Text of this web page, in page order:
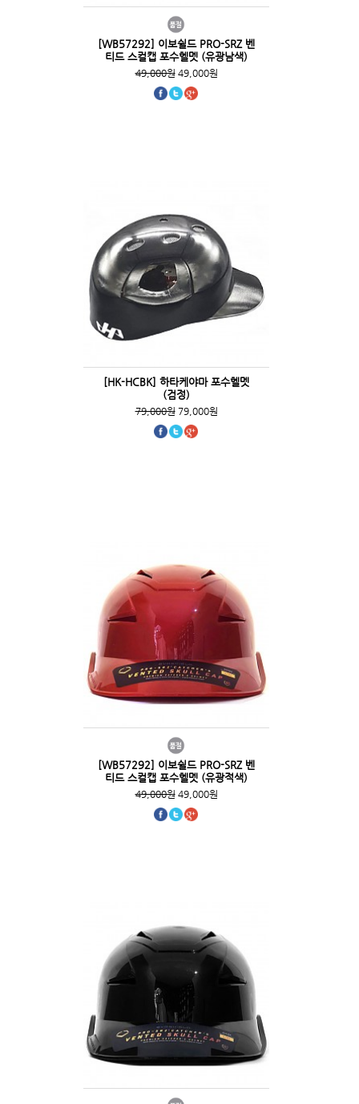
[WB57292] 이보쉴드 PRO-SRZ 벤
티드 스컬캡 포수헬멧 (유광남색)
49,000원49,000원
[HK-HCBK] 하타케야마 포수헬멧
(검정)
79,000원79,000원
[WB57292] 이보쉴드 PRO-SRZ 벤
티드 스컬캡 포수헬멧 (유광적색)
49,000원49,000원